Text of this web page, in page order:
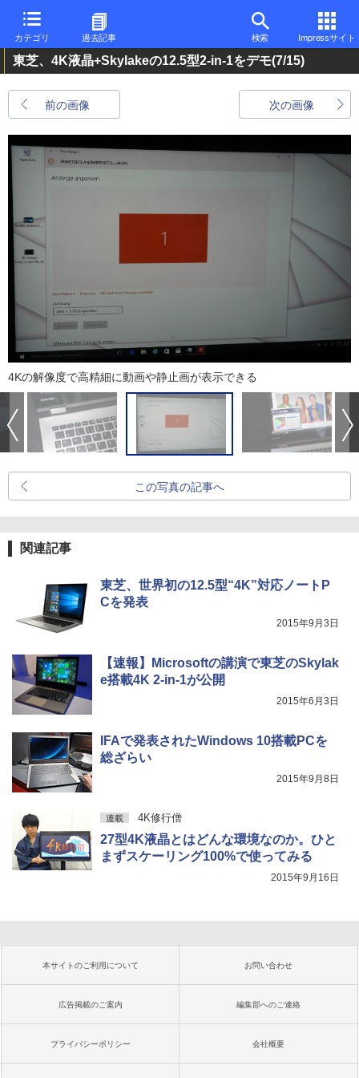
カテゴリ 過去記事 検索 Impressサイト
東芝、4K液晶+Skylakeの12.5型2-in-1をデモ(7/15)
前の画像 次の画像
4Kの解像度で高精細に動画や静止画が表示できる
この写真の記事へ
関連記事
東芝、世界初の12.5型“4K”対応ノートP
Cを発表
2015年9月3日
【速報】Microsoftの講演で東芝のSkylak
e搭載4K 2-in-1が公開
2015年6月3日
IFAで発表されたWindows 10搭載PCを
総ざらい
2015年9月8日
連載 4K修行僧
27型4K液晶とはどんな環境なのか。ひと
まずスケーリング100%で使ってみる
2015年9月16日
本サイトのご利用について お問い合わせ
広告掲載のご案内 編集部へのご連絡
プライバシーポリシー 会社概要